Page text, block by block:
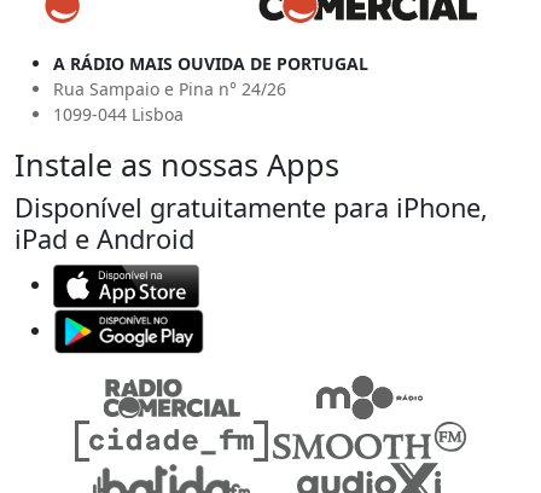
A RÁDIO MAIS OUVIDA DE PORTUGAL
Rua Sampaio e Pina n° 24/26
1099-044 Lisboa
Instale as nossas Apps
Disponível gratuitamente para iPhone,
iPad e Android